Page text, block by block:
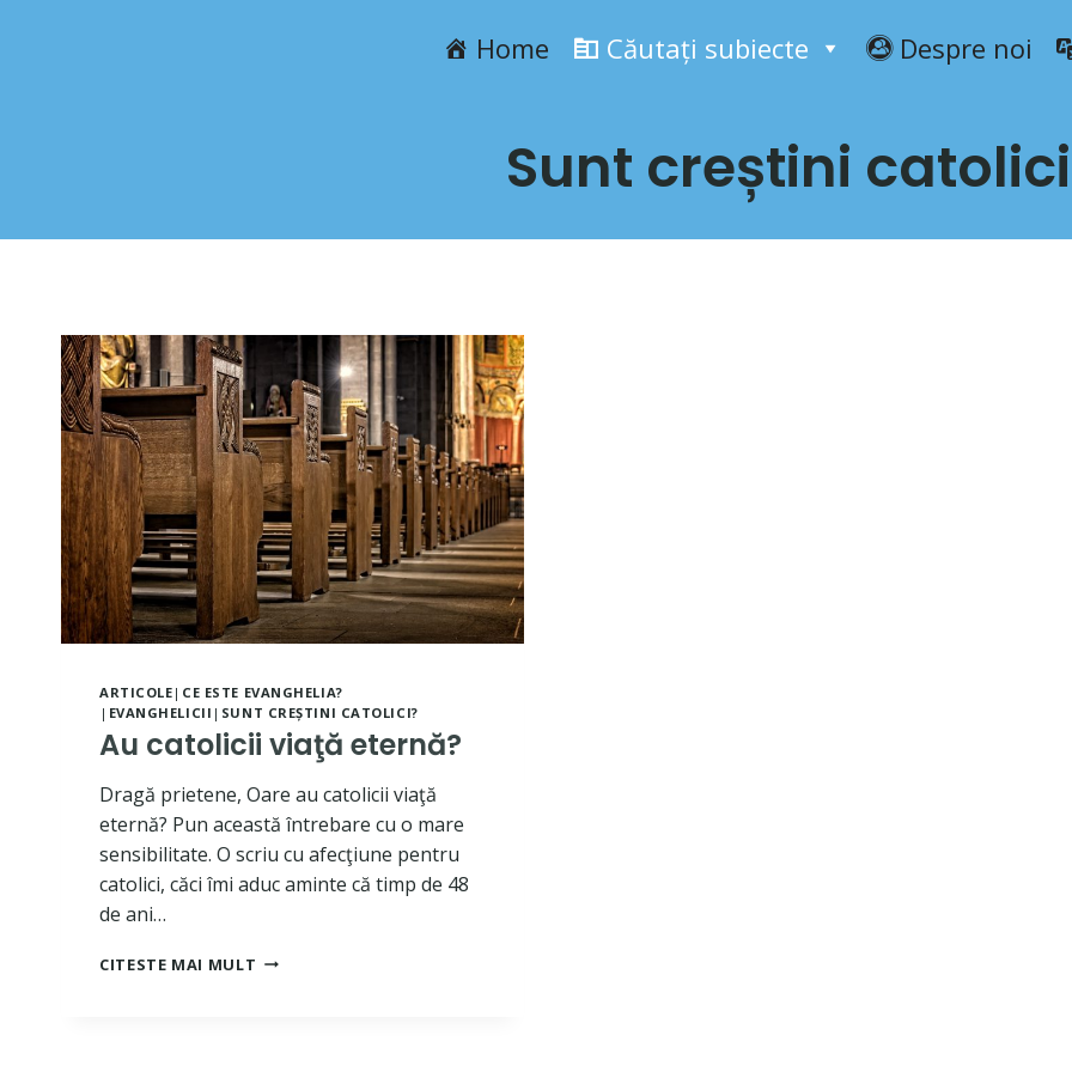
Home Căutați subiecte Despre noi
Sunt creștini
ARTICOLE | CE ESTE EVANGHELIA?
| EVANGHELICII | SUNT CREȘTINI CATOLICI?
Au catolicii viaţă eternă?
Dragă prietene, Oare au catolicii viaţă
eternă? Pun această întrebare cu o mare
sensibilitate. O scriu cu afecţiune pentru
catolici, căci îmi aduc aminte că timp de 48
de ani…
CITESTE MAI MULT AU